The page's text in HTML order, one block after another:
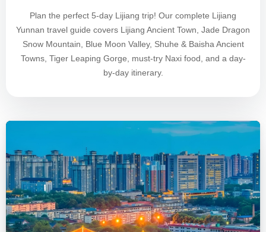
Plan the perfect 5-day Lijiang trip! Our complete Lijiang
Yunnan travel guide covers Lijiang Ancient Town, Jade Dragon
Snow Mountain, Blue Moon Valley, Shuhe & Baisha Ancient
Towns, Tiger Leaping Gorge, must-try Naxi food, and a day-
by-day itinerary.